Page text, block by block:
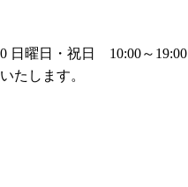
日曜日・祝日 10:00～19:00
たします。